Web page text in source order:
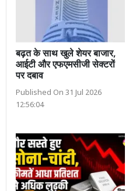
बढ़त के साथ खुले शेयर बाजार,
आईटी और एफएमसीजी सेक्टरों
पर दबाव
Published On 31 Jul 2026
12:56:04